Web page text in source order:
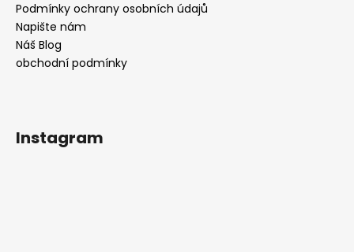
Podmínky ochrany osobních údajů
Napište nám
Náš Blog
obchodní podmínky
Instagram